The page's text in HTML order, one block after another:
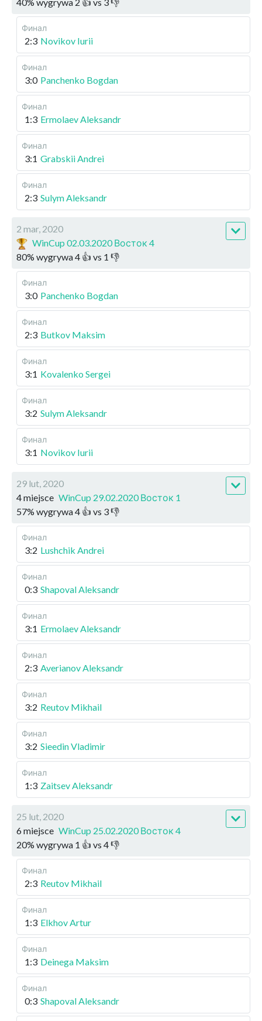
Финал
2:3 Novikov Iurii
Финал
3:0 Panchenko Bogdan
Финал
1:3 Ermolaev Aleksandr
Финал
3:1 Grabskii Andrei
Финал
2:3 Sulym Aleksandr
2 mar, 2020
WinCup 02.03.2020 Восток 4
80% wygrywa4 👍 vs 1 👎
Финал
3:0 Panchenko Bogdan
Финал
2:3 Butkov Maksim
Финал
3:1 Kovalenko Sergei
Финал
3:2 Sulym Aleksandr
Финал
3:1 Novikov Iurii
29 lut, 2020
4 miejsce WinCup 29.02.2020 Восток 1
57% wygrywa4 👍 vs 3👎
Финал
3:2 Lushchik Andrei
Финал
0:3 Shapoval Aleksandr
Финал
3:1 Ermolaev Aleksandr
Финал
2:3 Averianov Aleksandr
Финал
3:2 Reutov Mikhail
Финал
3:2 Sieedin Vladimir
Финал
1:3 Zaitsev Aleksandr
25 lut, 2020
6 miejsce WinCup 25.02.2020 Восток 4
20% wygrywa 1 👍 vs 4👎
Финал
2:3 Reutov Mikhail
Финал
1:3 Elkhov Artur
Финал
1:3 Deinega Maksim
Финал
0:3 Shapoval Aleksandr